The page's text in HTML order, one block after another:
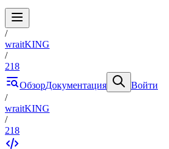
/
wraitKING
/
218
ОбзорДокументация
Войти
/
wraitKING
/
218